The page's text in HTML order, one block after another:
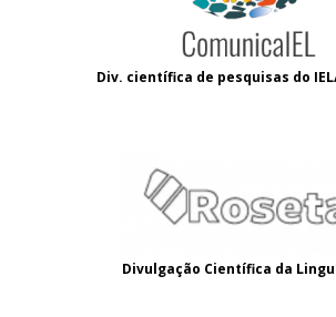
Div. científica de pesquisas do
Divulgação Científica da